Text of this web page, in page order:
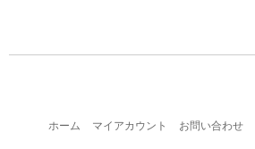
ホーム マイアカウント お問い合わせ